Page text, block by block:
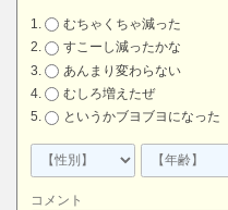
むちゃくちゃ減った
すこーし減ったかな
あんまり変わらない
むしろ増えたぜ
というかブヨブヨになった
コメント